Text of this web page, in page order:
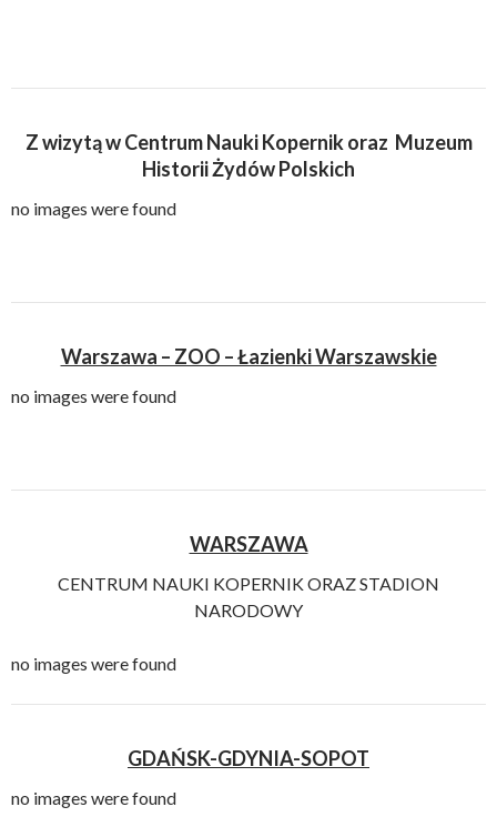
Z wizytą w Centrum Nauki Kopernik oraz Muzeum
Historii Żydów Polskich
no images were found
Warszawa – ZOO – Łazienki Warszawskie
no images were found
WARSZAWA
CENTRUM NAUKI KOPERNIK ORAZ STADION
NARODOWY
no images were found
GDAŃSK-GDYNIA-SOPOT
no images were found